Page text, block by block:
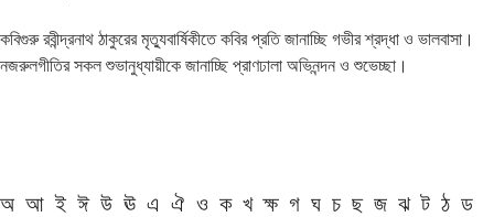
কবিগুরু রবীন্দ্রনাথ ঠাকুরের মৃত্যুবার্ষিকীতে কবির প্রতি জানাচ্ছি গভীর শ্রদ্ধা ও ভালবাসা।
নজরুলগীতির সকল শুভানুধ্যায়ীকে জানাচ্ছি প্রাণঢালা অভিনন্দন ও শুভেচ্ছা।
অ আ ই ঈ উ ঊ এ ঐ ও ক খ ক্ষ গ ঘ চ ছ জ ঝ ট ঠ ড